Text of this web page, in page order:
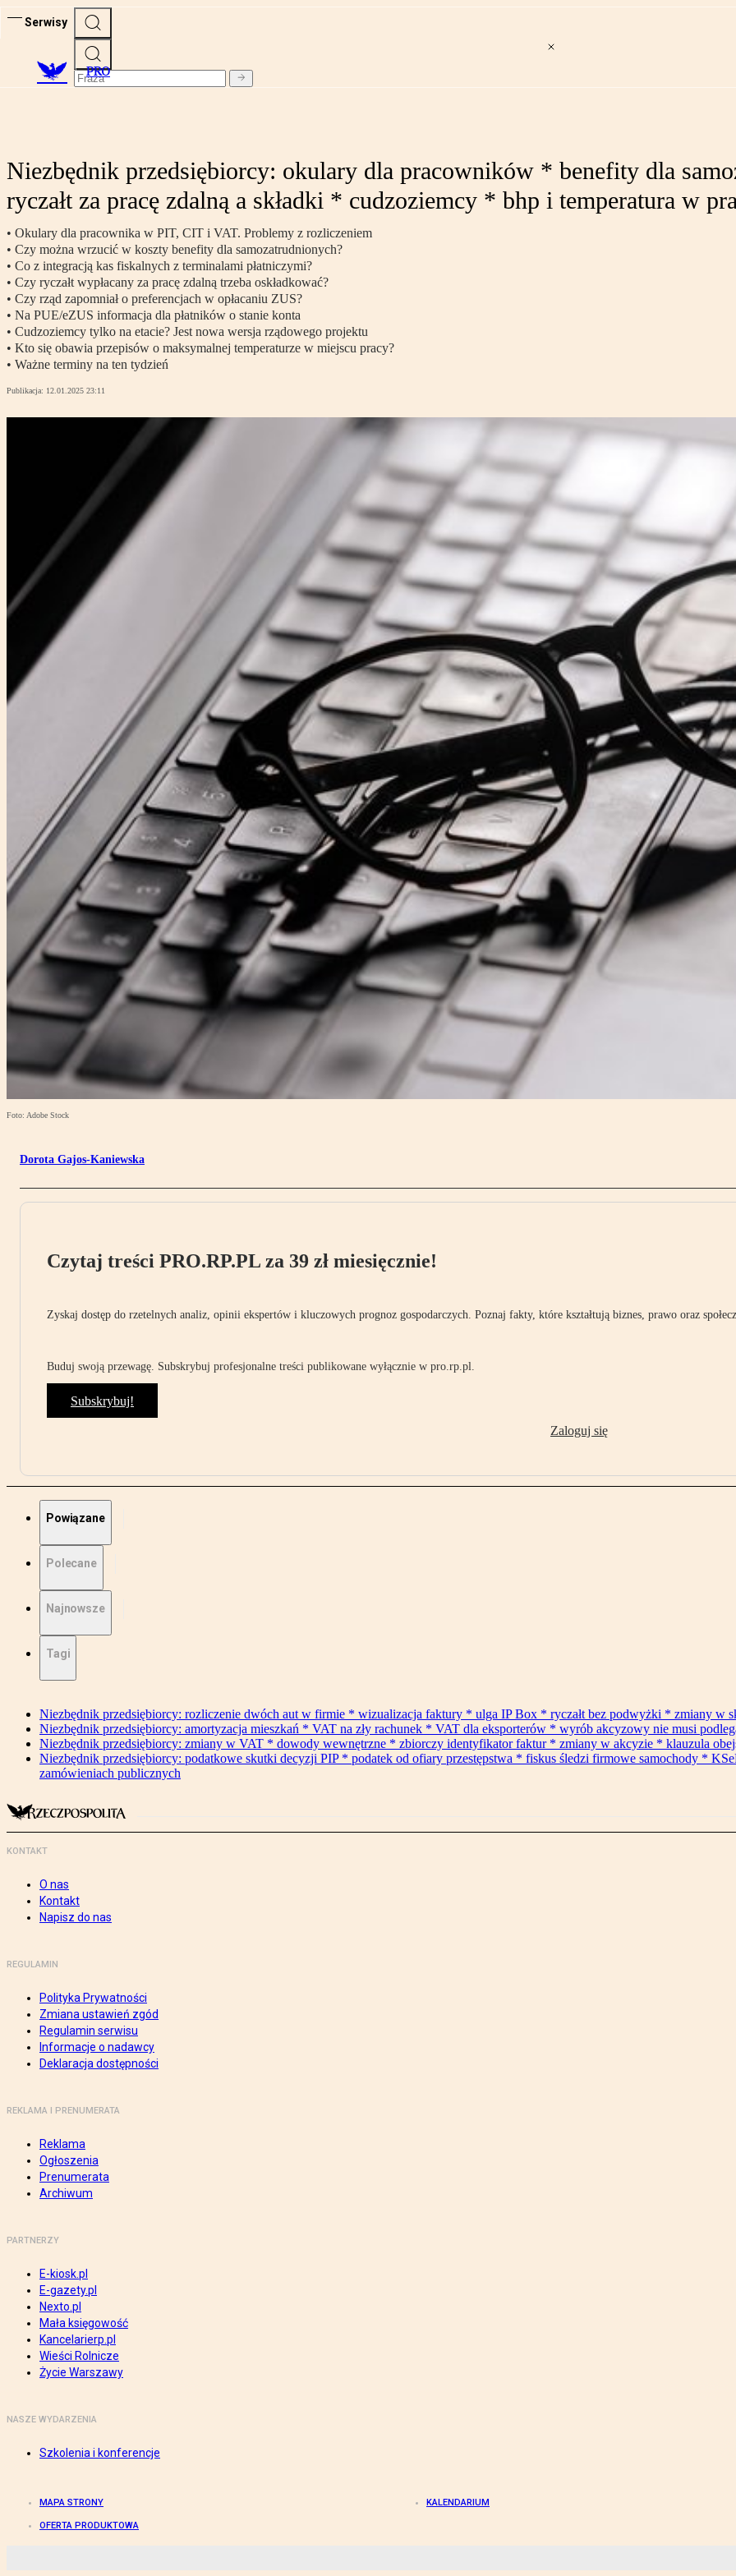
Serwisy
PRO
Niezbędnik przedsiębiorcy: okulary dla pracowników * benefity dla
ryczałt za pracę zdalną a składki * cudzoziemcy * bhp i temperatura w
• Okulary dla pracownika w PIT, CIT i VAT. Problemy z rozliczeniem
• Czy można wrzucić w koszty benefity dla samozatrudnionych?
• Co z integracją kas fiskalnych z terminalami płatniczymi?
• Czy ryczałt wypłacany za pracę zdalną trzeba oskładkować?
• Czy rząd zapomniał o preferencjach w opłacaniu ZUS?
• Na PUE/eZUS informacja dla płatników o stanie konta
• Cudzoziemcy tylko na etacie? Jest nowa wersja rządowego projektu
• Kto się obawia przepisów o maksymalnej temperaturze w miejscu pracy?
• Ważne terminy na ten tydzień
Publikacja: 12.01.2025 23:11
Foto: Adobe Stock
Dorota Gajos-Kaniewska
Czytaj treści PRO.RP.PL za 39 zł miesięcznie!
Zyskaj dostęp do rzetelnych analiz, opinii ekspertów i kluczowych prognoz gospodarczych. Poznaj fakty, które kształtują biznes, prawo oraz
Buduj swoją przewagę. Subskrybuj profesjonalne treści publikowane wyłącznie w pro.rp.pl.
Subskrybuj!
Zaloguj się
Powiązane
Polecane
Najnowsze
Tagi
Niezbędnik przedsiębiorcy: rozliczenie dwóch aut w firmie * wizualizacja faktury * ulga IP Box * ryczałt bez podwyżki * zmiany w
Niezbędnik przedsiębiorcy: amortyzacja mieszkań * VAT na zły rachunek * VAT dla eksporterów * wyrób akcyzowy nie musi
Niezbędnik przedsiębiorcy: zmiany w VAT * dowody wewnętrzne * zbiorczy identyfikator faktur * zmiany w akcyzie * klauzula
Niezbędnik przedsiębiorcy: podatkowe skutki decyzji PIP * podatek od ofiary przestępstwa * fiskus śledzi firmowe samochody *
zamówieniach publicznych
KONTAKT
O nas
Kontakt
Napisz do nas
REGULAMIN
Polityka Prywatności
Zmiana ustawień zgód
Regulamin serwisu
Informacje o nadawcy
Deklaracja dostępności
REKLAMA I PRENUMERATA
Reklama
Ogłoszenia
Prenumerata
Archiwum
PARTNERZY
E-kiosk.pl
E-gazety.pl
Nexto.pl
Mała księgowość
Kancelarierp.pl
Wieści Rolnicze
Życie Warszawy
NASZE WYDARZENIA
Szkolenia i konferencje
MAPA STRONY KALENDARIUM
OFERTA PRODUKTOWA